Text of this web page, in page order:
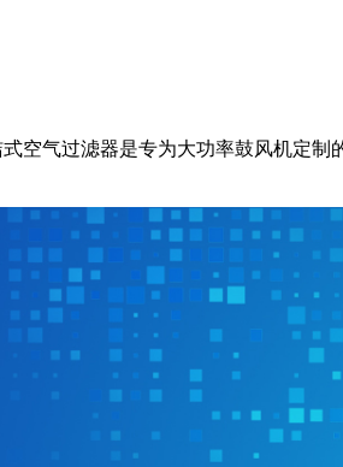
空气过滤器是专为大功率鼓风机定